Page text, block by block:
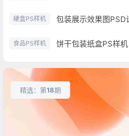
硬盒PS样机 包装展示效果图PSD
食品PS样机 饼干包装纸盒PS样机
精选：第18期